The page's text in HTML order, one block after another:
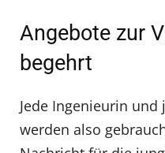
Angebote zur
begehrt
Jede Ingenieurin
werden also